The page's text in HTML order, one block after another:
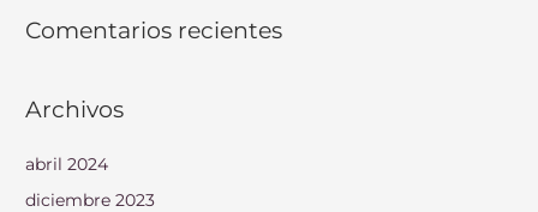
Comentarios recientes
Archivos
abril 2024
diciembre 2023